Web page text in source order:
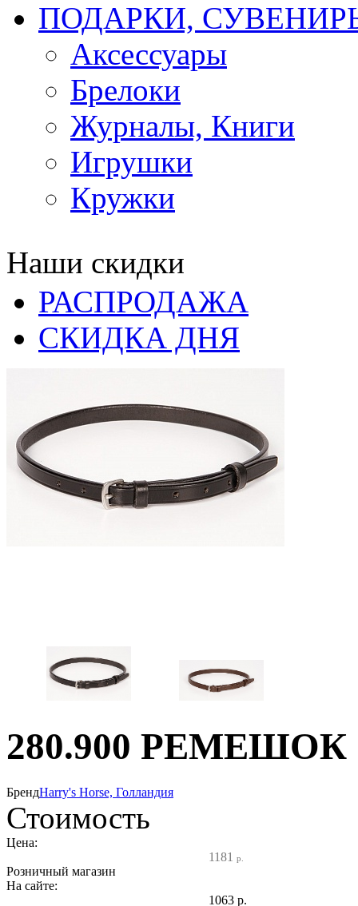
ПОДАРКИ,
Аксессуары
Брелоки
Журналы, Книги
Игрушки
Кружки
Наши скидки
РАСПРОДАЖА
СКИДКА ДНЯ
280.900
БрендHarry's Horse, Голландия
Стоимость
Цена:
Розничный магазин
1181 р.
На сайте:
1063 р.